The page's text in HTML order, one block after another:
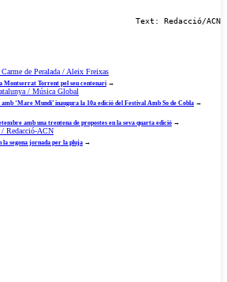
Text: Redacció/ACN
Montserrat Torrent pel seu centenari →
‘Mare Mundi’ inaugura la 10a edició del Festival Amb So de Cobla →
amb una trentena de propostes en la seva quarta edició →
segona jornada per la pluja →